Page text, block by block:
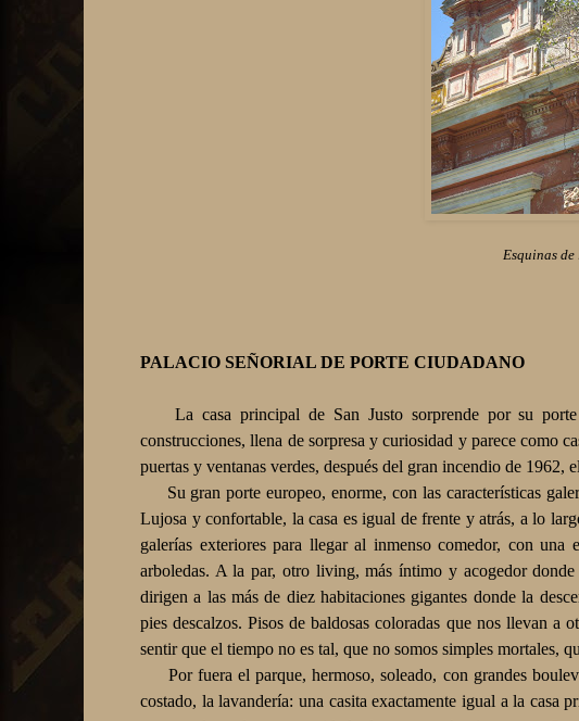
Esquinas de
PALACIO SEÑORIAL DE PORTE CIUDADANO
La casa principal de San Justo sorprende por su porte
construcciones, llena de sorpresa y curiosidad y parece como
puertas y ventanas verdes, después del gran incendio de
Su gran porte europeo, enorme, con las características
Lujosa y confortable, la casa es igual de frente y atrás, a lo
galerías exteriores para llegar al inmenso comedor, con
arboledas. A la par, otro living, más íntimo y acogedor
dirigen a las más de diez habitaciones gigantes donde la
pies descalzos. Pisos de baldosas coloradas que nos llevan a
sentir que el tiempo no es tal, que no somos simples mortales,
Por fuera el parque, hermoso, soleado, con grandes
costado, la lavandería: una casita exactamente igual a la casa